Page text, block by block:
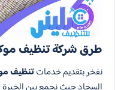
طرق شركة تنظيف
نفخر بتقديم خدماتتنظيف